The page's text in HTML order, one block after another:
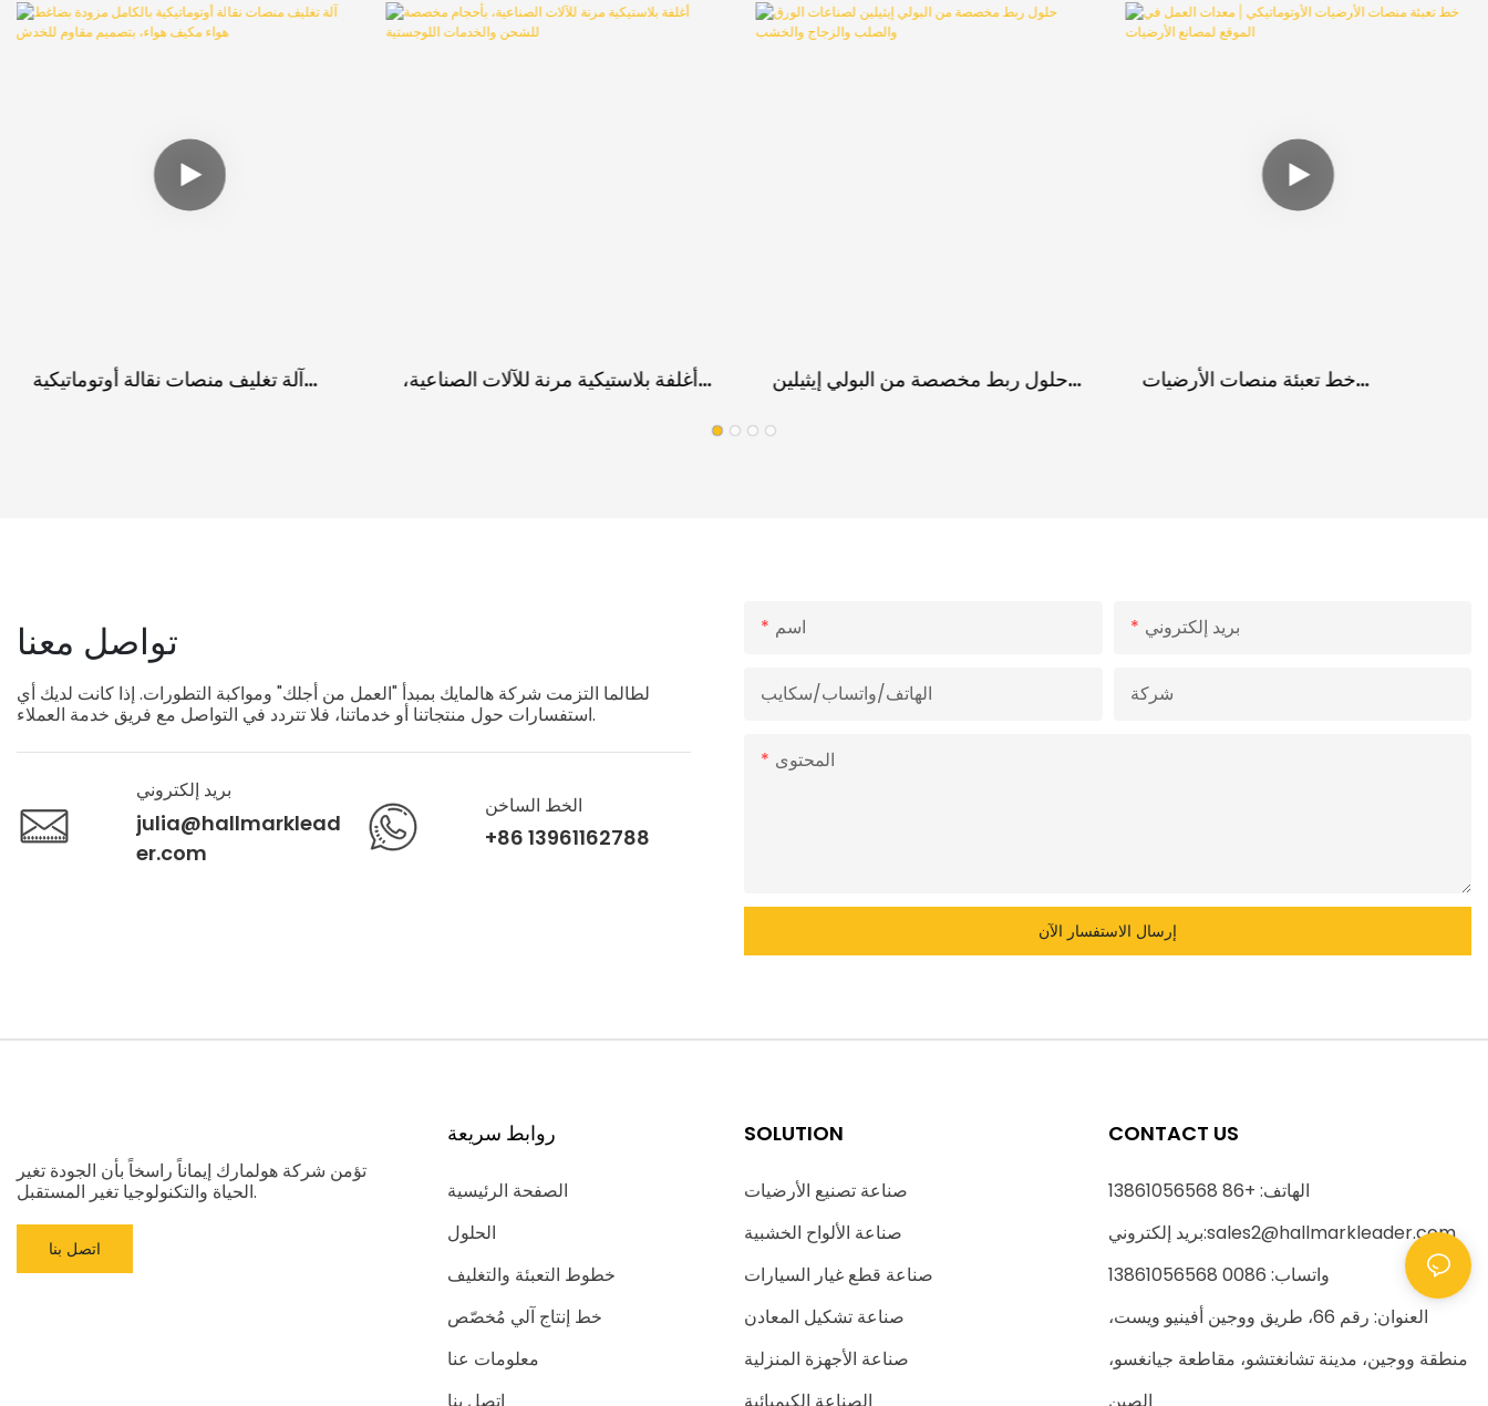
آلة تغليف منصات نقالة أوتوماتيكية
أغلفة بلاستيكية مرنة للآلات الصناعية،
حلول ربط مخصصة من البولي إيثيلين
والخشب
خط تعبئة منصات الأرضيات
تواصل معنا
لطالما التزمت شركة هالمايك بمبدأ "العمل من أجلك" ومواكبة التطورات. إذا كانت لديك أي
استفسارات حول منتجاتنا أو خدماتنا، فلا تتردد في التواصل مع فريق خدمة العملاء.
بريد إلكتروني
julia@hallmarklead
er.com
الخط الساخن
+86 13961162788
اسم بريد إلكتروني
الهاتف/واتساب/سكايب شركة
المحتوى
إرسال الاستفسار الآن
تؤمن شركة هولمارك إيماناً راسخاً بأن الجودة تغير
الحياة والتكنولوجيا تغير المستقبل.
اتصل بنا
روابط سريعة
الصفحة الرئيسية
الحلول
خطوط التعبئة والتغليف
خط إنتاج آلي مُخصّص
معلومات عنا
SOLUTION
صناعة تصنيع الأرضيات
صناعة الألواح الخشبية
صناعة قطع غيار السيارات
صناعة تشكيل المعادن
صناعة الأجهزة المنزلية
CONTACT US
الهاتف: +86 13861056568
بريد إلكتروني:sales2@hallmarkleader.com
واتساب: 0086 13861056568
العنوان: رقم 66، طريق ووجين أفينيو ويست،
منطقة ووجين، مدينة تشانغتشو، مقاطعة جيانغسو،